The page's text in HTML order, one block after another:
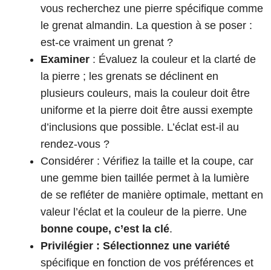
vous recherchez une pierre spécifique comme
le grenat almandin. La question à se poser :
est-ce vraiment un grenat ?
Examiner : Évaluez la couleur et la clarté de
la pierre ; les grenats se déclinent en
plusieurs couleurs, mais la couleur doit être
uniforme et la pierre doit être aussi exempte
d’inclusions que possible. L’éclat est-il au
rendez-vous ?
Considérer : Vérifiez la taille et la coupe, car
une gemme bien taillée permet à la lumière
de se refléter de manière optimale, mettant en
valeur l’éclat et la couleur de la pierre. Une
bonne coupe, c’est la clé.
Privilégier : Sélectionnez une variété
spécifique en fonction de vos préférences et